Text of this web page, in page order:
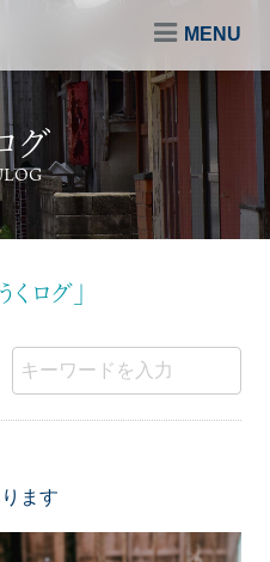
MENU
グ
くログ」
ます